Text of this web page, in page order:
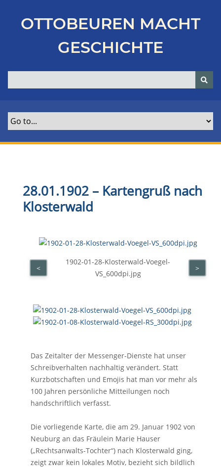
p
OTTOBEUREN MACHT
GESCHICHTE
28.01.1902 – Kartengruß nach
Klosterwald
1902-01-28-Klosterwald-Voegel-
VS_600dpi.jpg
< >
Das Zeitalter der Messenger-Dienste hat unser
Schreibverhalten nachhaltig verändert. Statt
Kurzbotschaften und Emojis hat man vor mehr als
100 Jahren persönliche Mitteilungen noch
handschriftlich verfasst.
Die vorliegende Karte, die am 29. Januar 1902 von
Neuburg an das Fräulein Marie Hauser
(„Rechtsanwalts-Tochter“) nach Klosterwald ging,
zeigt zwar kein lokales Motiv, bezieht sich bildlich